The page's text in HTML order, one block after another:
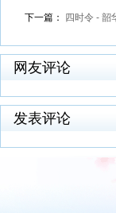
下一篇： 四时令 - 韶
网友评论
发表评论